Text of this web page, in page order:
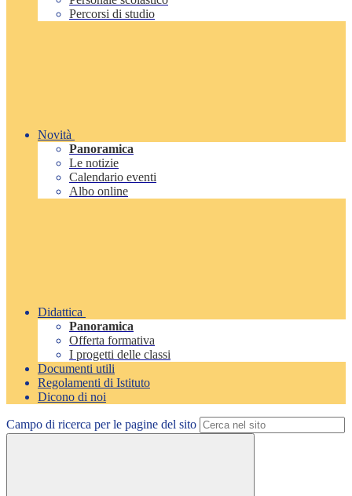
Percorsi di studio
Novità
Panoramica
Le notizie
Calendario eventi
Albo online
Didattica
Panoramica
Offerta formativa
I progetti delle classi
Documenti utili
Regolamenti di Istituto
Dicono di noi
Campo di ricerca per le pagine del sito